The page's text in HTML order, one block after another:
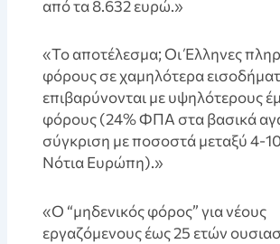
από τα 8.632 ευρώ.»
«Το αποτέλεσμα; Οι Έλληνες
φόρους σε χαμηλότερα
επιβαρύνονται με υψηλότερους
φόρους (24% ΦΠΑ στα βασικά
σύγκριση με ποσοστά μεταξύ 4-
Νότια Ευρώπη).»
«Ο “μηδενικός φόρος” για νέους
εργαζόμενους έως 25 ετών